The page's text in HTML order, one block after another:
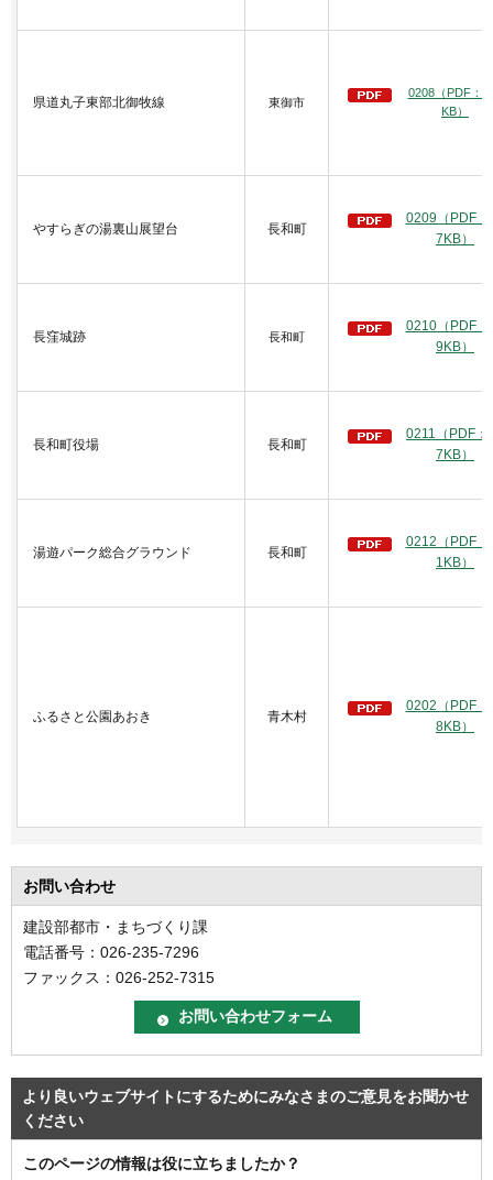
県道丸子東部北御牧線 東御市
0208（PDF：
KB）
やすらぎの湯裏山展望台 長和町
0209（PDF：
7KB）
長窪城跡 長和町
0210（PDF：
9KB）
長和町役場 長和町
0211（PDF：
7KB）
湯遊パーク総合グラウンド 長和町
0212（PDF：
1KB）
ふるさと公園あおき 青木村
0202（PDF：
8KB）
お問い合わせ
建設部都市・まちづくり課
電話番号：026-235-7296
ファックス：026-252-7315
より良いウェブサイトにするためにみなさまのご意見をお聞かせ
ください
このページの情報は役に立ちましたか？